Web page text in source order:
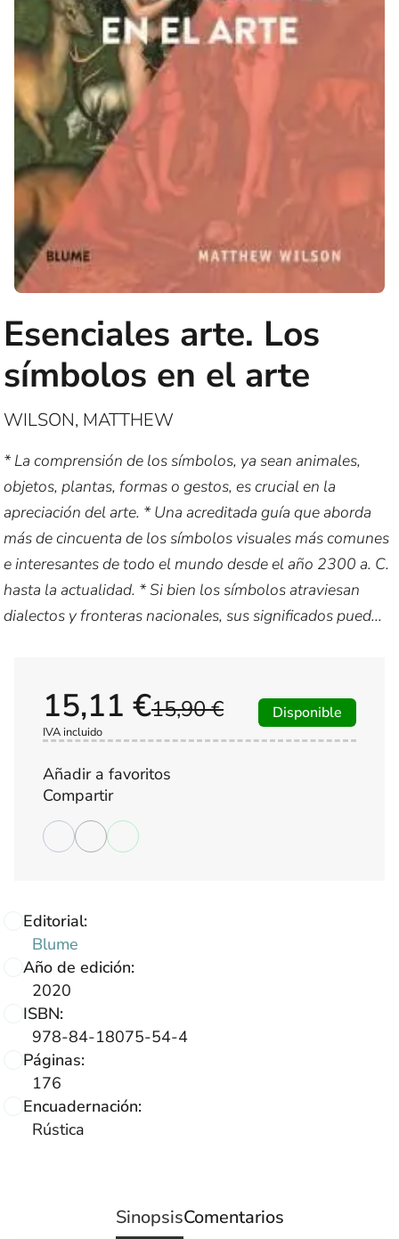
Esenciales arte. Los
símbolos en el arte
WILSON, MATTHEW
* La comprensión de los símbolos, ya sean animales,
objetos, plantas, formas o gestos, es crucial en la
apreciación del arte. * Una acreditada guía que aborda
más de cincuenta de los símbolos visuales más comunes
e interesantes de todo el mundo desde el año 2300 a. C.
hasta la actualidad. * Si bien los símbolos atraviesan
dialectos y fronteras nacionales, sus significados pued...
Editorial:
Blume
Año de edición:
2020
ISBN:
978-84-18075-54-4
Páginas:
176
Encuadernación:
Rústica
15,90 €
15,11 €
IVA incluido
Disponible
Añadir a favoritos
Compartir
SinopsisComentarios